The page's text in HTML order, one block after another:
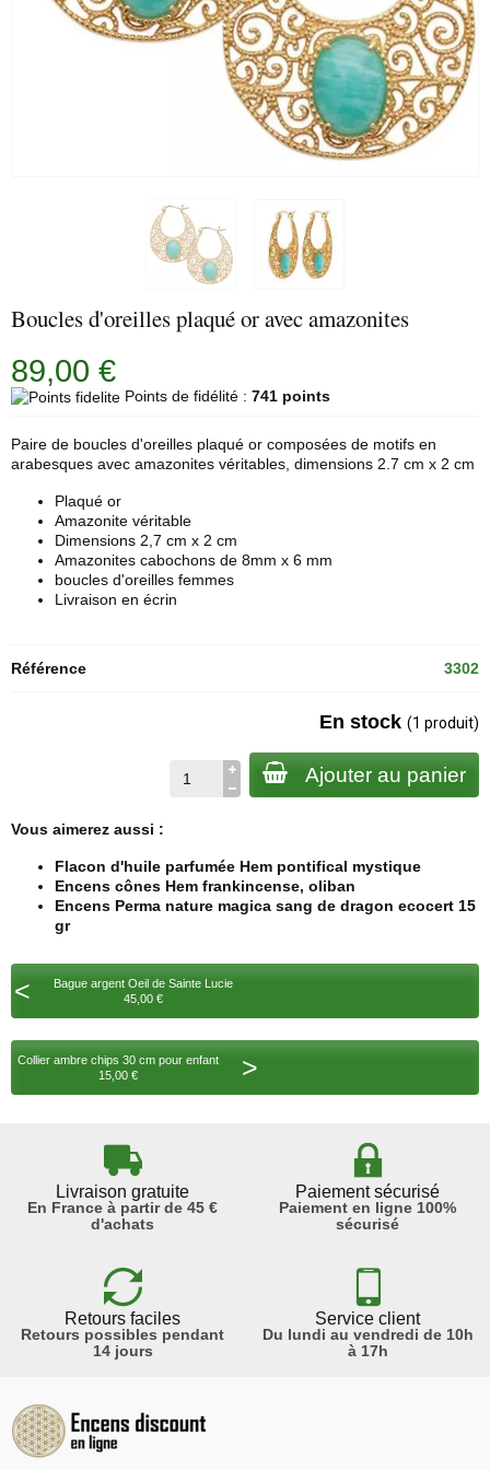
Boucles d'oreilles plaqué or avec amazonites
89,00 €
Points de fidélité : 741 points
Paire de boucles d'oreilles plaqué or composées de motifs en
arabesques avec amazonites véritables, dimensions 2.7 cm x 2 cm
Plaqué or
Amazonite véritable
Dimensions 2,7 cm x 2 cm
Amazonites cabochons de 8mm x 6 mm
boucles d'oreilles femmes
Livraison en écrin
Référence 3302
En stock (1 produit)
Ajouter au panier
Vous aimerez aussi :
Flacon d'huile parfumée Hem pontifical mystique
Encens cônes Hem frankincense, oliban
Encens Perma nature magica sang de dragon ecocert 15
gr
<
Bague argent Oeil de Sainte Lucie
45,00 €
Collier ambre chips 30 cm pour enfant
15,00 €
>
Livraison gratuite
En France à partir de 45 €
d'achats
Paiement sécurisé
Paiement en ligne 100%
sécurisé
Retours faciles
Retours possibles pendant
14 jours
Service client
Du lundi au vendredi de 10h
à 17h